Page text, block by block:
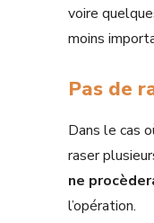
voire
moins
Pas de
Dans le cas
raser
ne
l’opération.